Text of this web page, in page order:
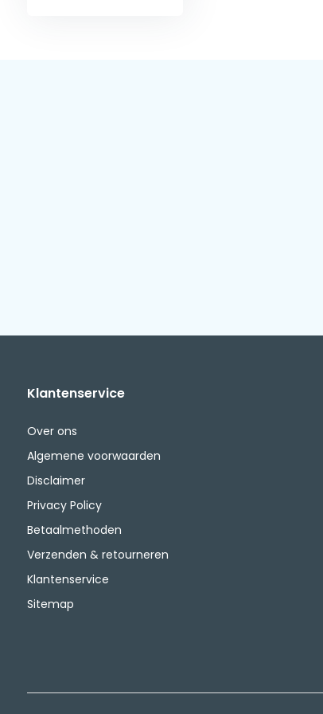
Klantenservice
Over ons
Algemene voorwaarden
Disclaimer
Privacy Policy
Betaalmethoden
Verzenden & retourneren
Klantenservice
Sitemap